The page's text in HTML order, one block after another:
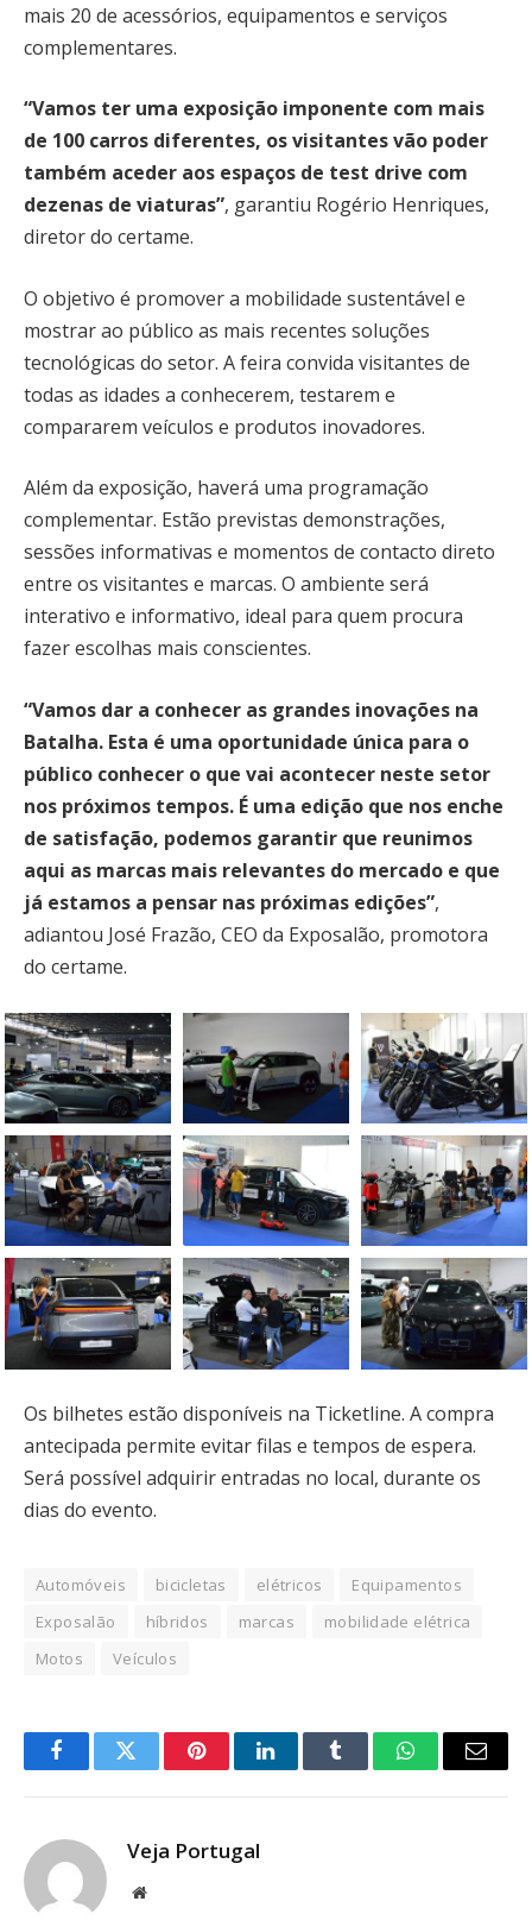
mais 20 de acessórios, equipamentos e serviços
complementares.
“Vamos ter uma exposição imponente com mais
de 100 carros diferentes, os visitantes vão poder
também aceder aos espaços de test drive com
dezenas de viaturas”, garantiu Rogério Henriques,
diretor do certame.
O objetivo é promover a mobilidade sustentável e
mostrar ao público as mais recentes soluções
tecnológicas do setor. A feira convida visitantes de
todas as idades a conhecerem, testarem e
compararem veículos e produtos inovadores.
Além da exposição, haverá uma programação
complementar. Estão previstas demonstrações,
sessões informativas e momentos de contacto direto
entre os visitantes e marcas. O ambiente será
interativo e informativo, ideal para quem procura
fazer escolhas mais conscientes.
“Vamos dar a conhecer as grandes inovações na
Batalha. Esta é uma oportunidade única para o
público conhecer o que vai acontecer neste setor
nos próximos tempos. É uma edição que nos enche
de satisfação, podemos garantir que reunimos
aqui as marcas mais relevantes do mercado e que
já estamos a pensar nas próximas edições”,
adiantou José Frazão, CEO da Exposalão, promotora
do certame.
Os bilhetes estão disponíveis na Ticketline. A compra
antecipada permite evitar filas e tempos de espera.
Será possível adquirir entradas no local, durante os
dias do evento.
Automóveis bicicletas elétricos
Equipamentos
Exposalão
híbridos marcas
mobilidade elétrica
Motos
Veículos
FacebookTwitter PinterestLinkedInTumblr WhatsAppEmail
Veja Portugal
Website